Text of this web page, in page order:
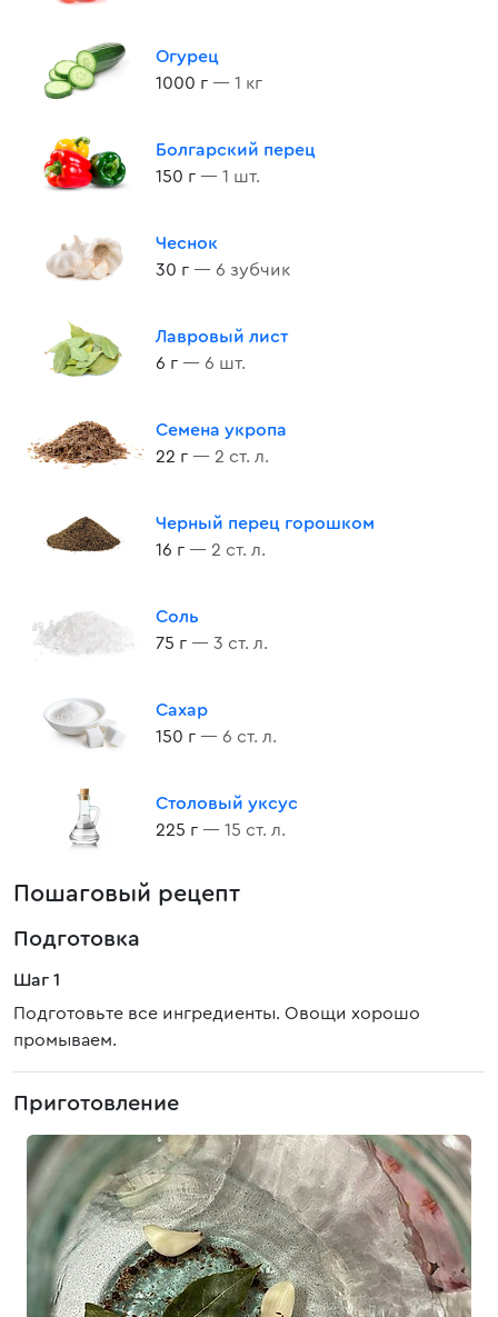
Огурец
1000 г — 1 кг
Болгарский перец
150 г — 1 шт.
Чеснок
30 г — 6 зубчик
Лавровый лист
6 г — 6 шт.
Семена укропа
22 г — 2 ст. л.
Черный перец горошком
16 г — 2 ст. л.
Соль
75 г — 3 ст. л.
Сахар
150 г — 6 ст. л.
Столовый уксус
225 г — 15 ст. л.
Пошаговый рецепт
Подготовка
Шаг 1
Подготовьте все ингредиенты. Овощи хорошо
промываем.
Приготовление